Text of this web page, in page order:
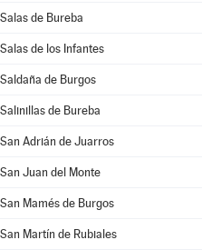
Salas de Bureba
Salas de los Infantes
Saldaña de Burgos
Salinillas de Bureba
San Adrián de Juarros
San Juan del Monte
San Mamés de Burgos
San Martín de Rubiales